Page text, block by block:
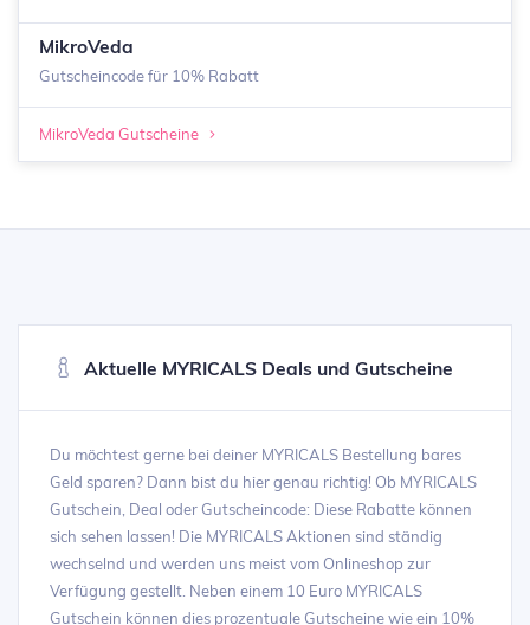
MikroVeda
Gutscheincode für 10% Rabatt
MikroVeda Gutscheine
Aktuelle MYRICALS Deals und Gutscheine
Du möchtest gerne bei deiner MYRICALS Bestellung bares
Geld sparen? Dann bist du hier genau richtig! Ob MYRICALS
Gutschein, Deal oder Gutscheincode: Diese Rabatte können
sich sehen lassen! Die MYRICALS Aktionen sind ständig
wechselnd und werden uns meist vom Onlineshop zur
Verfügung gestellt. Neben einem 10 Euro MYRICALS
Gutschein können dies prozentuale Gutscheine wie ein 10%